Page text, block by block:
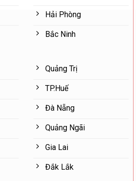
Hải Phòng
Bắc Ninh
Quảng Trị
TP.Huế
Đà Nẵng
Quảng Ngãi
Gia Lai
Đắk Lắk